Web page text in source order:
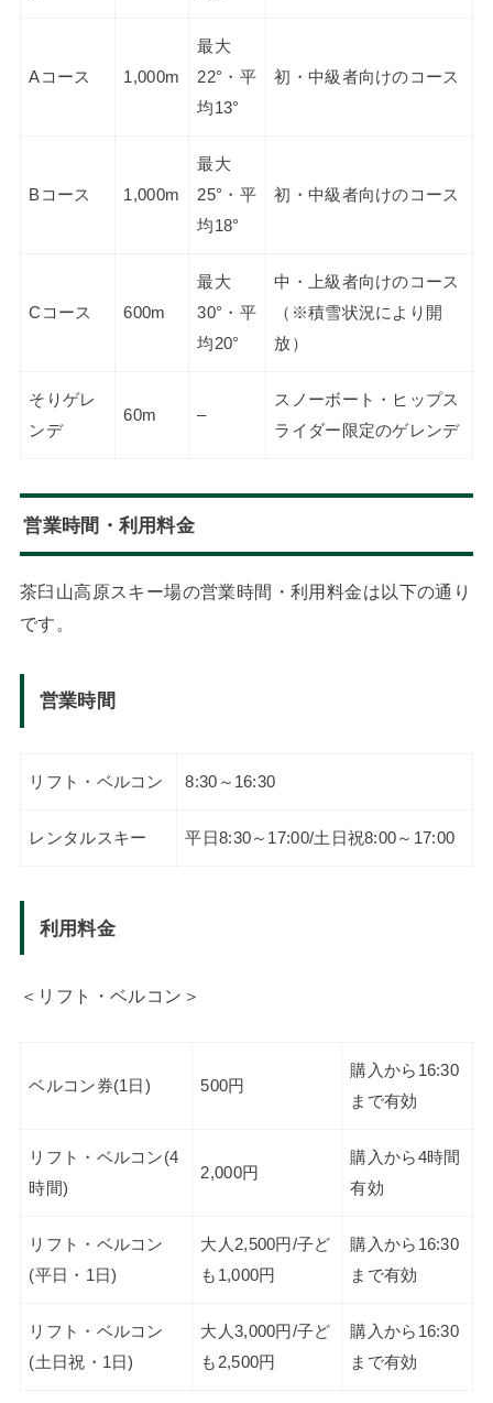
Aコース 1,000m
最大
22°・平
均13°
初・中級者向けのコース
Bコース 1,000m
最大
25°・平
均18°
初・中級者向けのコース
Cコース 600m
最大
30°・平
均20°
中・上級者向けのコース
（※積雪状況により開
放）
そりゲレ
ンデ
60m –
スノーボート・ヒップス
ライダー限定のゲレンデ
営業時間・利用料金
茶臼山高原スキー場の営業時間・利用料金は以下の通り
です。
営業時間
リフト・ベルコン 8:30～16:30
レンタルスキー 平日8:30～17:00/土日祝8:00～17:00
利用料金
＜リフト・ベルコン＞
ベルコン券(1日) 500円
購入から16:30
まで有効
リフト・ベルコン(4
時間)
2,000円
購入から4時間
有効
リフト・ベルコン
(平日・1日)
大人2,500円/子ど
も1,000円
購入から16:30
まで有効
リフト・ベルコン
(土日祝・1日)
大人3,000円/子ど
も2,500円
購入から16:30
まで有効